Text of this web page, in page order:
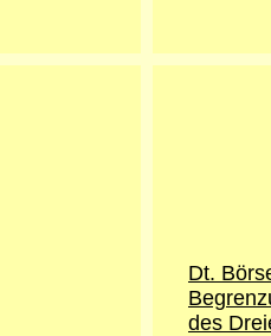
Dt.
des